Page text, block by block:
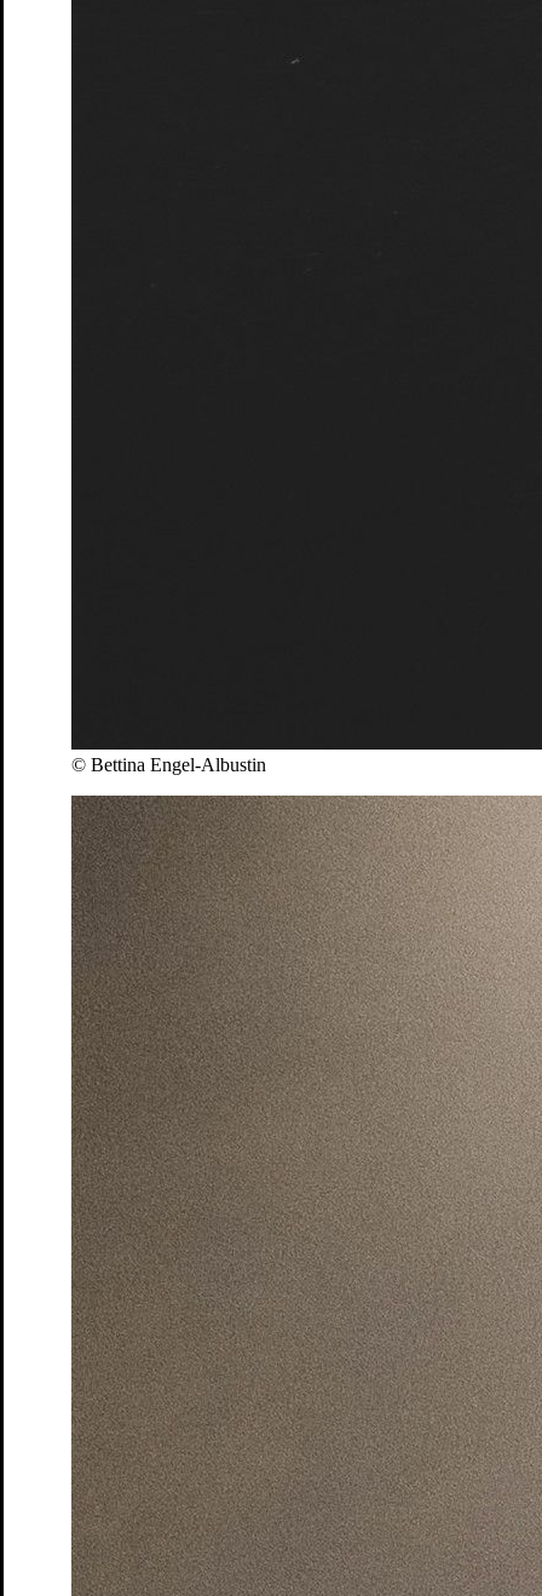
© Bettina Engel-Albustin